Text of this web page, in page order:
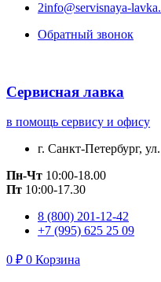
2info@servisnaya-
Обратный звонок
Сервисная лавка
в помощь сервису и офису
г. Санкт-Петербург,
Пн-Чт 10:00-18.00
Пт 10:00-17.30
8 (800) 201-12-42
+7 (995) 625 25 09
0 ₽ 0 Корзина